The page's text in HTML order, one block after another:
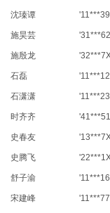
沈瑧谭 '11***39
施昊芸 '31***62
施殷龙
石磊 '11***12
石潇潇 '11***23
时齐齐 '41***51
史春友
史腾飞
舒子渝 '11***16
宋建峰 '11***77